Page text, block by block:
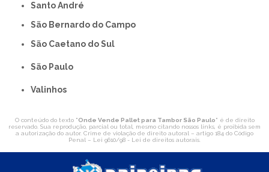
Santo André
São Bernardo do Campo
São Caetano do Sul
São Paulo
Valinhos
O conteúdo do texto "Onde Vende Pallet para Tambor São Paulo" é de direito
reservado. Sua reprodução, parcial ou total, mesmo citando nossos links, é proibida sem
a autorização do autor. Crime de violação de direito autoral – artigo 184 do Código
Penal – Lei 9610/98 - Lei de direitos autorais.